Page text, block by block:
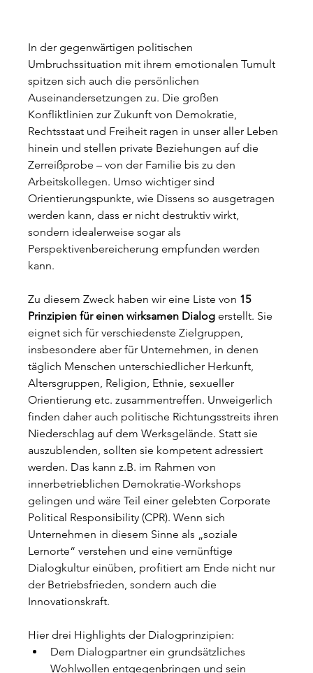
In der gegenwärtigen politischen
Umbruchssituation mit ihrem emotionalen Tumult
spitzen sich auch die persönlichen
Auseinandersetzungen zu. Die großen
Konfliktlinien zur Zukunft von Demokratie,
Rechtsstaat und Freiheit ragen in unser aller Leben
hinein und stellen private Beziehungen auf die
Zerreißprobe – von der Familie bis zu den
Arbeitskollegen. Umso wichtiger sind
Orientierungspunkte, wie Dissens so ausgetragen
werden kann, dass er nicht destruktiv wirkt,
sondern idealerweise sogar als
Perspektivenbereicherung empfunden werden
kann.
Zu diesem Zweck haben wir eine Liste von 15
Prinzipien für einen wirksamen Dialog erstellt. Sie
eignet sich für verschiedenste Zielgruppen,
insbesondere aber für Unternehmen, in denen
täglich Menschen unterschiedlicher Herkunft,
Altersgruppen, Religion, Ethnie, sexueller
Orientierung etc. zusammentreffen. Unweigerlich
finden daher auch politische Richtungsstreits ihren
Niederschlag auf dem Werksgelände. Statt sie
auszublenden, sollten sie kompetent adressiert
werden. Das kann z.B. im Rahmen von
innerbetrieblichen Demokratie-Workshops
gelingen und wäre Teil einer gelebten Corporate
Political Responsibility (CPR). Wenn sich
Unternehmen in diesem Sinne als „soziale
Lernorte“ verstehen und eine vernünftige
Dialogkultur einüben, profitiert am Ende nicht nur
der Betriebsfrieden, sondern auch die
Innovationskraft.
Hier drei Highlights der Dialogprinzipien:
Dem Dialogpartner ein grundsätzliches
Wohlwollen entgegenbringen und sein